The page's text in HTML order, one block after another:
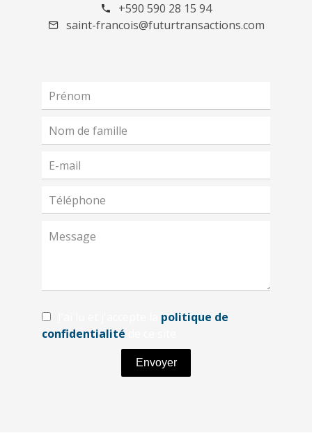
+590 590 28 15 94
saint-francois@futurtransactions.com
politique de
confidentialité
Envoyer